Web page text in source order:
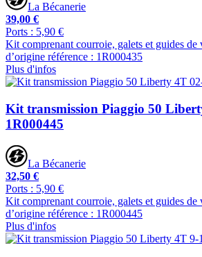
La Bécanerie
39,00 €
Ports : 5,90 €
Kit comprenant courroie, galets et guides de
d’origine référence : 1R000435
Plus d'infos
Kit transmission Piaggio 50
1R000445
La Bécanerie
32,50 €
Ports : 5,90 €
Kit comprenant courroie, galets et guides de
d’origine référence : 1R000445
Plus d'infos